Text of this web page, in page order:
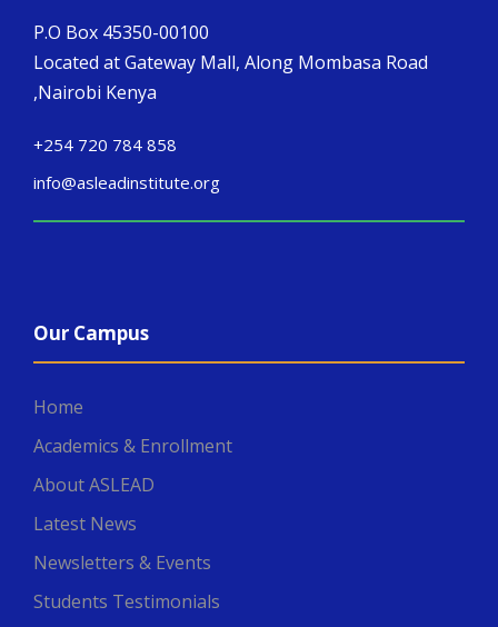
P.O Box 45350-00100
Located at Gateway Mall, Along Mombasa Road
,Nairobi Kenya
+254 720 784 858
info@asleadinstitute.org
Our Campus
Home
Academics & Enrollment
About ASLEAD
Latest News
Newsletters & Events
Students Testimonials